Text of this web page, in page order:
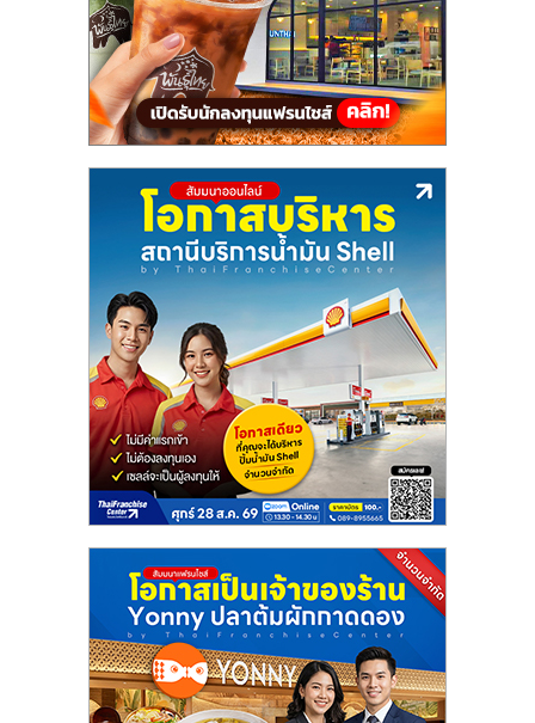
ไชส์,
รวม
แฟ
ไชส์
ขาย
แฟ
ไชส์
แฟ